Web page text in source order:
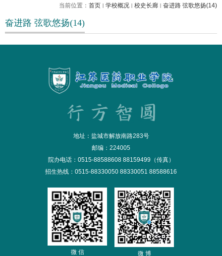
当前位置： 首页 学校概况 校史长廊 奋进路 弦歌悠扬(14)
奋进路 弦歌悠扬(14)
地址：盐城市解放南路283号
邮编：224005
院办电话：0515-88588608 88159499（传真）
招生热线：0515-88330050 88330051 88588616
微 信 微 博